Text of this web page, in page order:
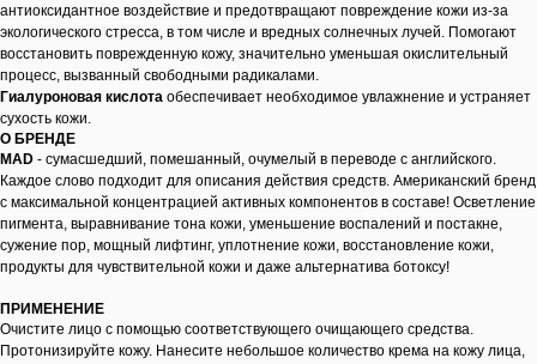
антиоксидантное воздействие и предотвращают повреждение кожи из-за
экологического стресса, в том числе и вредных солнечных лучей. Помогают
восстановить поврежденную кожу, значительно уменьшая окислительный
процесс, вызванный свободными радикалами.
Гиалуроновая кислота обеспечивает необходимое увлажнение и устраняет
сухость кожи.
О БРЕНДЕ
MAD - сумасшедший, помешанный, очумелый в переводе с английского.
Каждое слово подходит для описания действия средств. Американский бренд
с максимальной концентрацией активных компонентов в составе! Осветление
пигмента, выравнивание тона кожи, уменьшение воспалений и постакне,
сужение пор, мощный лифтинг, уплотнение кожи, восстановление кожи,
продукты для чувствительной кожи и даже альтернатива ботоксу!
ПРИМЕНЕНИЕ
Очистите лицо с помощью соответствующего очищающего средства.
Протонизируйте кожу. Нанесите небольшое количество крема на кожу лица,